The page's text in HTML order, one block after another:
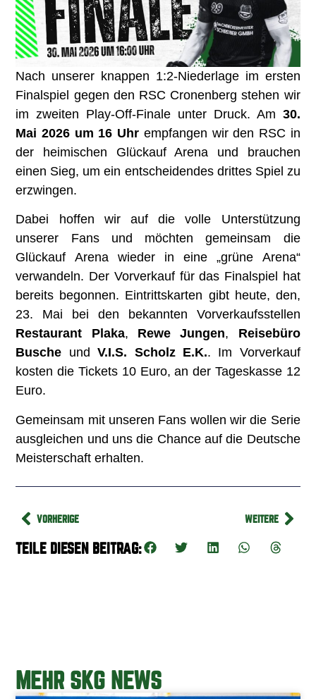
Nach unserer knappen 1:2-Niederlage im ersten
Finalspiel gegen den RSC Cronenberg stehen wir
im zweiten Play-Off-Finale unter Druck. Am 30.
Mai 2026 um 16 Uhr empfangen wir den RSC in
der heimischen Glückauf Arena und brauchen
einen Sieg, um ein entscheidendes drittes Spiel zu
erzwingen.
Dabei hoffen wir auf die volle Unterstützung
unserer Fans und möchten gemeinsam die
Glückauf Arena wieder in eine „grüne Arena“
verwandeln. Der Vorverkauf für das Finalspiel hat
bereits begonnen. Eintrittskarten gibt heute, den,
23. Mai bei den bekannten Vorverkaufsstellen
Restaurant Plaka, Rewe Jungen, Reisebüro
Busche undV.I.S. Scholz E.K.. Im Vorverkauf
kosten die Tickets 10 Euro, an der Tageskasse 12
Euro.
Gemeinsam mit unseren Fans wollen wir die Serie
ausgleichen und uns die Chance auf die Deutsche
Meisterschaft erhalten.
VORHERIGE WEITERE
TEILE DIESEN BEITRAG:
MEHR SKG NEWS